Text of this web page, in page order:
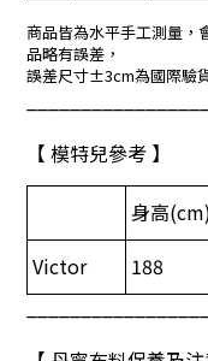
商品皆為水平手工測量，
品略有誤差，
誤差尺寸±3cm為國際驗
【 模特兒參考 】
身高
Victor
188